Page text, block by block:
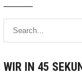
WIR IN 45